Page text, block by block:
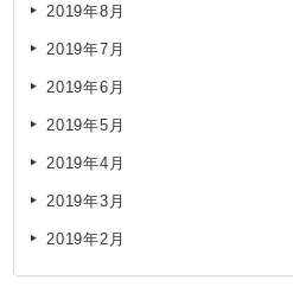
2019年8月
2019年7月
2019年6月
2019年5月
2019年4月
2019年3月
2019年2月